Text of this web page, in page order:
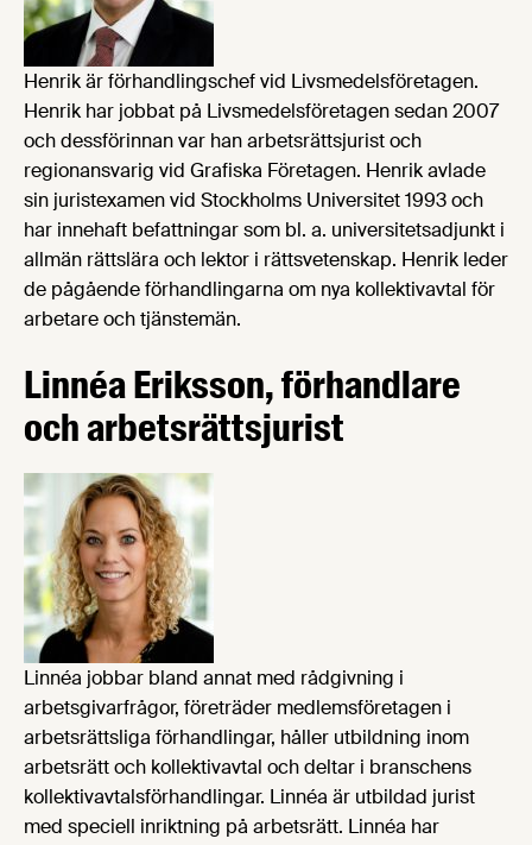
Henrik är förhandlingschef vid Livsmedelsföretagen.
Henrik har jobbat på Livsmedelsföretagen sedan 2007
och dessförinnan var han arbetsrättsjurist och
regionansvarig vid Grafiska Företagen. Henrik avlade
sin juristexamen vid Stockholms Universitet 1993 och
har innehaft befattningar som bl. a. universitetsadjunkt i
allmän rättslära och lektor i rättsvetenskap. Henrik leder
de pågående förhandlingarna om nya kollektivavtal för
arbetare och tjänstemän.
Linnéa Eriksson, förhandlare
och arbetsrättsjurist
Linnéa jobbar bland annat med rådgivning i
arbetsgivarfrågor, företräder medlemsföretagen i
arbetsrättsliga förhandlingar, håller utbildning inom
arbetsrätt och kollektivavtal och deltar i branschens
kollektivavtalsförhandlingar. Linnéa är utbildad jurist
med speciell inriktning på arbetsrätt. Linnéa har